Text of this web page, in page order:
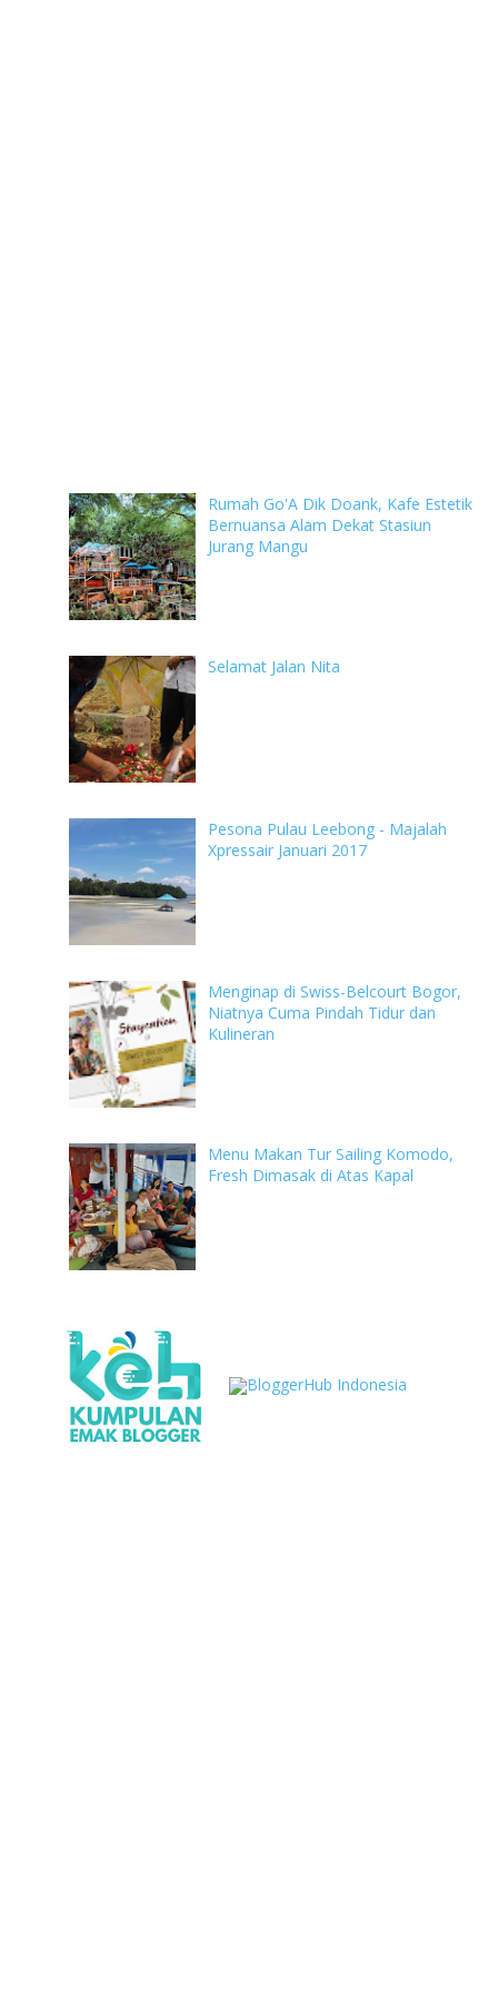
Rumah Go'A Dik Doank, Kafe Estetik
Bernuansa Alam Dekat Stasiun
Jurang Mangu
Selamat Jalan Nita
Pesona Pulau Leebong - Majalah
Xpressair Januari 2017
Menginap di Swiss-Belcourt Bogor,
Niatnya Cuma Pindah Tidur dan
Kulineran
Menu Makan Tur Sailing Komodo,
Fresh Dimasak di Atas Kapal